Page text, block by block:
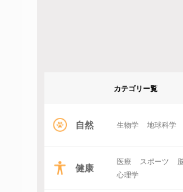
カテゴリー覧
自然 生物学 地球科学
健康 医療 スポーツ
心理学